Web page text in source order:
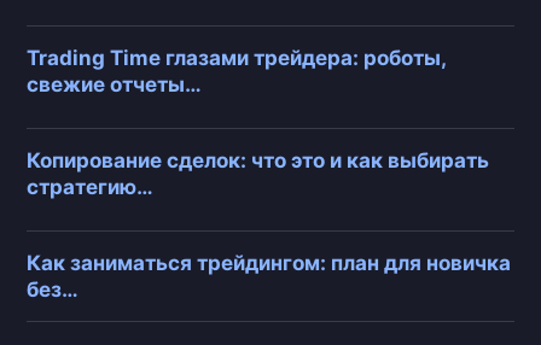
Trading Time глазами трейдера: роботы,
свежие отчеты…
Копирование сделок: что это и как выбирать
стратегию…
Как заниматься трейдингом: план для новичка
без…